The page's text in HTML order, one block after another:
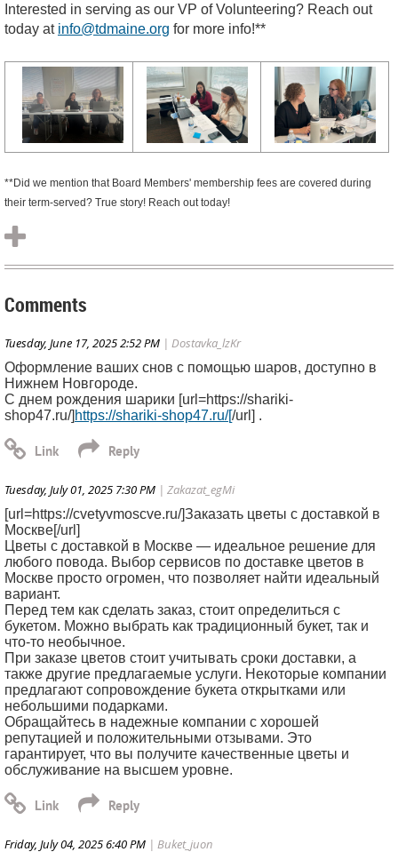
Interested in serving as our VP of Volunteering? Reach out
today at info@tdmaine.org for more info!**
**Did we mention that Board Members' membership fees are covered during
their term-served? True story! Reach out today!
Comments
Tuesday, June 17, 2025 2:52 PM | Dostavka_lzKr
Оформление ваших снов с помощью шаров, доступно в
Нижнем Новгороде.
С днем рождения шарики [url=https://shariki-
shop47.ru/] https://shariki-shop47.ru/[/url] .
Tuesday, July 01, 2025 7:30 PM | Zakazat_egMi
[url=https://cvetyvmoscve.ru/]Заказать цветы с доставкой в
Москве[/url]
Цветы с доставкой в Москве — идеальное решение для
любого повода. Выбор сервисов по доставке цветов в
Москве просто огромен, что позволяет найти идеальный
вариант.
Перед тем как сделать заказ, стоит определиться с
букетом. Можно выбрать как традиционный букет, так и
что-то необычное.
При заказе цветов стоит учитывать сроки доставки, а
также другие предлагаемые услуги. Некоторые компании
предлагают сопровождение букета открытками или
небольшими подарками.
Обращайтесь в надежные компании с хорошей
репутацией и положительными отзывами. Это
гарантирует, что вы получите качественные цветы и
обслуживание на высшем уровне.
Friday, July 04, 2025 6:40 PM | Buket_juon